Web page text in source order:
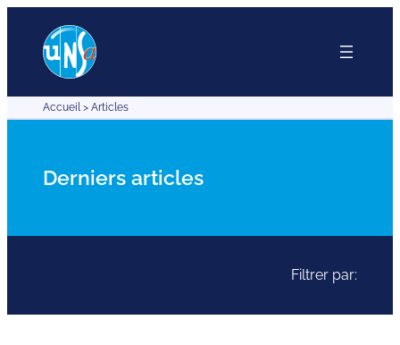
contenu
Accueil> Articles
Derniers articles
Filtrer par: